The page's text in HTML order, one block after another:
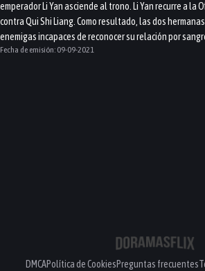
emperador Li Yan asciende al trono. Li Yan recurre a la
contra Qui Shi Liang. Como resultado, las dos
enemigas incapaces de reconocer su relación por
Fecha de emisión: 09-09-2021
DMCAPolítica de CookiesPreguntas frecuentes